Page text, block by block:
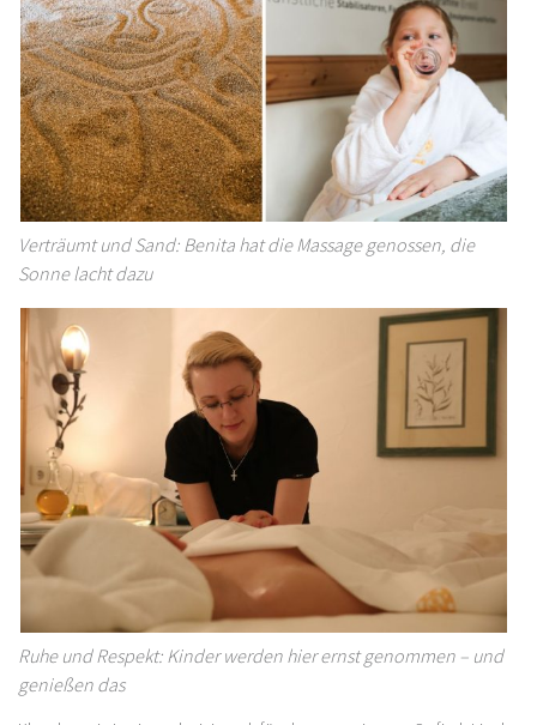
Verträumt und Sand: Benita hat die Massage genossen, die
Sonne lacht dazu
Ruhe und Respekt: Kinder werden hier ernst genommen – und
genießen das